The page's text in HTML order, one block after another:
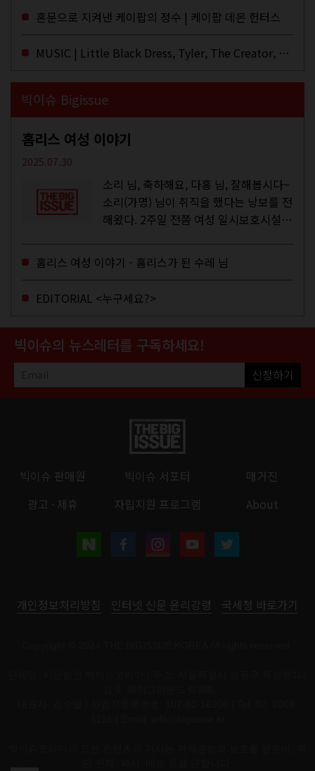
이브·데모·부틀렉을 합쳐 3만 번 이상은
듣지 않았나 싶다. 이토록...
혼문으로 지켜낸 케이팝의 정수 | 케이팝 데몬 헌터스
MUSIC | Little Black Dress, Tyler, The Creator, Essie Jain
빅이슈 Bigissue
홈리스 여성 이야기
2025.07.30
소리 님, 축하해요, 다홍 님, 잘해봅시다~
소리(가명) 님이 취직을 했다는 낭보를 전
해왔다. 2주일 전쯤 여성 일시보호시설에
고, 저 오늘이 마지막이에요, 이렇게 인사
를 하고 가셨던...
홈리스 여성 이야기 - 홈리스가 된 수레 님
EDITORIAL <누구세요?>
빅이슈의 뉴스레터를 구독하세요!
신청하기
빅이슈 판매원 빅이슈 서포터
매거진
광고 · 제휴
자립지원 프로그램 About
개인정보처리방침 인터넷 신문 윤리강령 국세청 바로가기